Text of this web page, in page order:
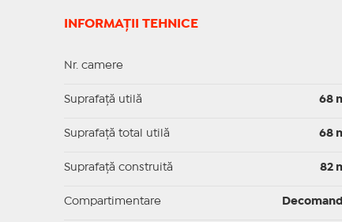
INFORMAȚII TEHNICE
Nr. camere
Suprafaţă utilă 68
Suprafaţă total utilă 68
Suprafaţă construită 82
Compartimentare